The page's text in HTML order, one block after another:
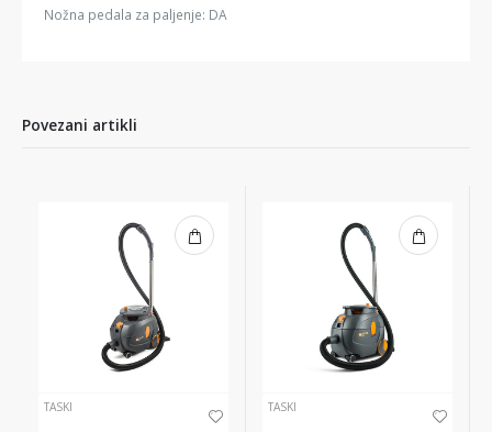
Nožna pedala za paljenje: DA
Povezani artikli
TASKI TASKI